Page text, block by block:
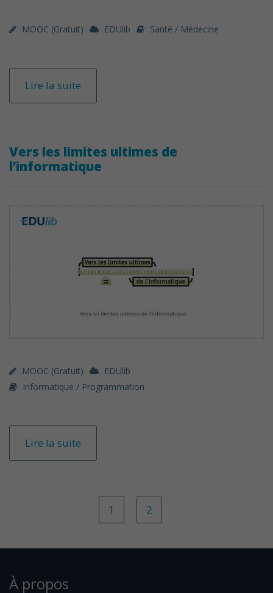
MOOC (gratuit) EDUlib Santé / Médecine
Lire la suite
Vers les limites ultimes de
l’informatique
MOOC (gratuit)
EDUlib
Informatique / Programmation
Lire la suite
1 2
À propos